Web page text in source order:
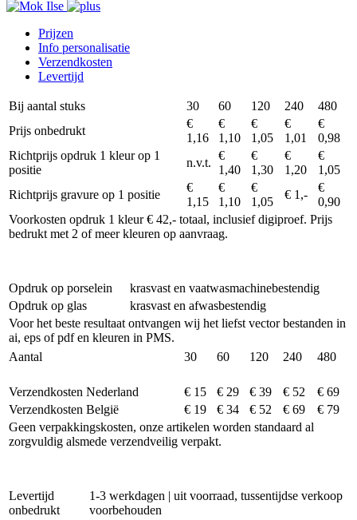
Prijzen
Info personalisatie
Verzendkosten
Levertijd
Bij aantal stuks 30 60 120 240
480
Prijs onbedrukt
€
1,16
€
1,10
€
1,05
€
1,01
€
0,98
Richtprijs opdruk 1 kleur op 1
positie
n.v.t.
€
1,40
€
1,30
€
1,20
€
1,05
Richtprijs gravure op 1 positie
€
1,15
€
1,10
€
1,05
€ 1,-
€
0,90
Voorkosten opdruk 1 kleur € 42,- totaal, inclusief digiproef. Prijs
bedrukt met 2 of meer kleuren op aanvraag.
Opdruk op porselein
krasvast en vaatwasmachinebestendig
Opdruk op glas
krasvast en afwasbestendig
Voor het beste resultaat ontvangen wij het liefst vector bestanden in
ai, eps of pdf en kleuren in PMS.
Aantal
30 60 120 240 480
Verzendkosten Nederland € 15 € 29 € 39 € 52
€ 69
Verzendkosten België
€ 19 € 34 € 52 € 69
€ 79
Geen verpakkingskosten, onze artikelen worden standaard al
zorgvuldig alsmede verzendveilig verpakt.
Levertijd
onbedrukt
1-3 werkdagen | uit voorraad, tussentijdse verkoop
voorbehouden